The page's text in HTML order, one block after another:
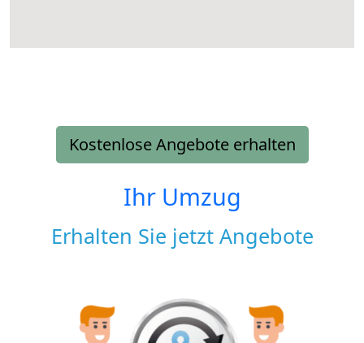
Kostenlose Angebote erhalten
Ihr Umzug
Erhalten Sie jetzt Angebote